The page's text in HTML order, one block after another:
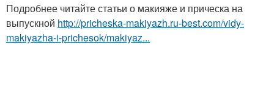
Подробнее читайте статьи о макияже и прическа на
выпускной http://pricheska-makiyazh.ru-best.com/vidy-
makiyazha-i-prichesok/makiyaz...